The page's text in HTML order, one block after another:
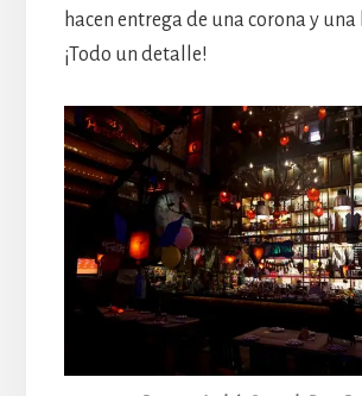
hacen entrega de una corona y una
¡Todo un detalle!